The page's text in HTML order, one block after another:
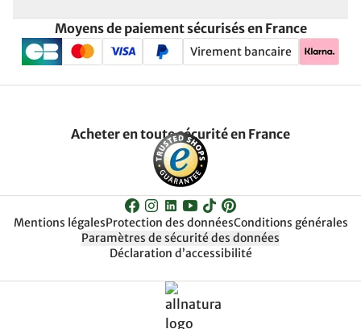
Moyens de paiement sécurisés en France
Virement bancaire
Acheter en toute sécurité en France
Mentions légalesProtection des donnéesConditions générales
Paramètres de sécurité des données
Déclaration d’accessibilité